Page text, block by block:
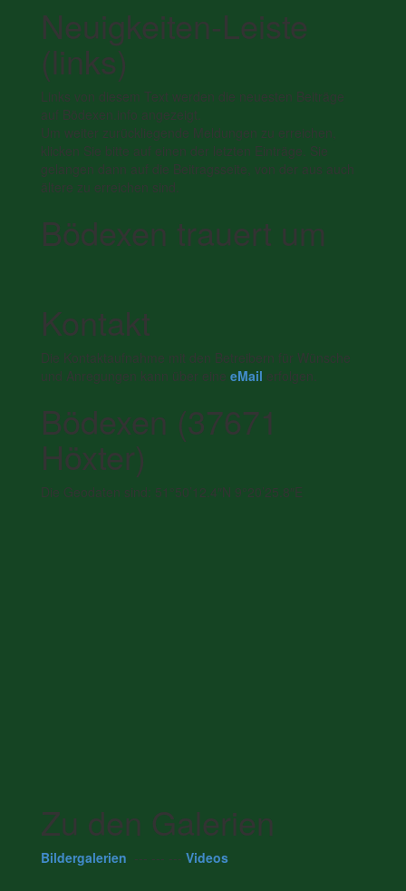
Neuigkeiten-Leiste
(links)
Links von diesem Text werden die neuesten Beiträge
auf Bödexen.info angezeigt.
Um weiter zurückliegende Meldungen zu erreichen,
klicken Sie bitte auf einen der letzten Einträge. Sie
gelangen dann auf die Beitragsseite, von der aus auch
ältere zu erreichen sind.
Bödexen trauert um
Kontakt
Die Kontaktaufnahme mit den Betreibern für Wünsche
und Anregungen kann über eine eMail erfolgen.
Bödexen (37671
Höxter)
Die Geodaten sind: 51°50’12.4″N 9°20’25.8″E
Zu den Galerien
Bildergalerien --- --- --- Videos